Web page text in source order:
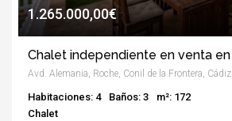
1.265.000,00€
Avd. Alemania, Roche, Conil de la Frontera, Cádiz
Habitaciones: 4 Baños: 3
m²: 172
Chalet